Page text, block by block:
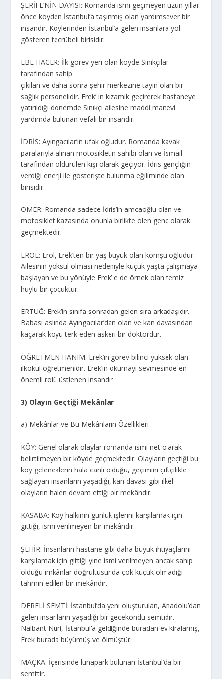
ŞERİFE’NİN DAYISI: Romanda ismi geçmeyen uzun yıllar
önce köyden İstanbul’a taşınmış olan yardımsever bir
insandır. Köylerinden İstanbul’a gelen insanlara yol
gösteren tecrübeli birisidir.
EBE HACER: İlk görev yeri olan köyde Sınıkçılar
tarafından sahip
çıkılan ve daha sonra şehir merkezine tayin olan bir
sağlık personelidir. Erek’ in kızamık geçirerek hastaneye
yatırıldığı dönemde Sınıkçı ailesine maddi manevi
yardımda bulunan vefalı bir insandır.
İDRİS: Ayıngacılar’ın ufak oğludur. Romanda kavak
paralarıyla alınan motosikletin sahibi olan ve İsmail
tarafından öldürülen kişi olarak geçiyor. İdris gençliğin
verdiği enerji ile gösterişte bulunma eğiliminde olan
birisidir.
ÖMER: Romanda sadece İdris’in amcaoğlu olan ve
motosiklet kazasında onunla birlikte ölen genç olarak
geçmektedir.
EROL: Erol, Erek’ten bir yaş büyük olan komşu oğludur.
Ailesinin yoksul olması nedeniyle küçük yaşta çalışmaya
başlayan ve bu yönüyle Erek’ e de örnek olan temiz
huylu bir çocuktur.
ERTUĞ: Erek’in sınıfa sonradan gelen sıra arkadaşıdır.
Babası aslında Ayıngacılar’dan olan ve kan davasından
kaçarak köyü terk eden askeri bir doktordur.
ÖĞRETMEN HANIM: Erek’in görev bilinci yüksek olan
ilkokul öğretmenidir. Erek’in okumayı sevmesinde en
önemli rolü üstlenen insandır
3) Olayın Geçtiği Mekânlar
a) Mekânlar ve Bu Mekânların Özellikleri
KÖY: Genel olarak olaylar romanda ismi net olarak
belirtilmeyen bir köyde geçmektedir. Olayların geçtiği bu
köy geleneklerin hala canlı olduğu, geçimini çiftçilikle
sağlayan insanların yaşadığı, kan davası gibi ilkel
olayların halen devam ettiği bir mekândır.
KASABA: Köy halkının günlük işlerini karşılamak için
gittiği, ismi verilmeyen bir mekândır.
ŞEHİR: İnsanların hastane gibi daha büyük ihtiyaçlarını
karşılamak için gittiği yine ismi verilmeyen ancak sahip
olduğu imkânlar doğrultusunda çok küçük olmadığı
tahmin edilen bir mekândır.
DERELİ SEMTİ: İstanbul’da yeni oluşturulan, Anadolu’dan
gelen insanların yaşadığı bir gecekondu semtidir.
Nalbant Nuri, İstanbul’a geldiğinde buradan ev kiralamış,
Erek burada büyümüş ve ölmüştür.
MAÇKA: İçerisinde lunapark bulunan İstanbul’da bir
semttir.